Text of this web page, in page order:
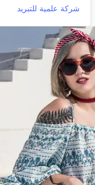
شركة علمية للتبريد